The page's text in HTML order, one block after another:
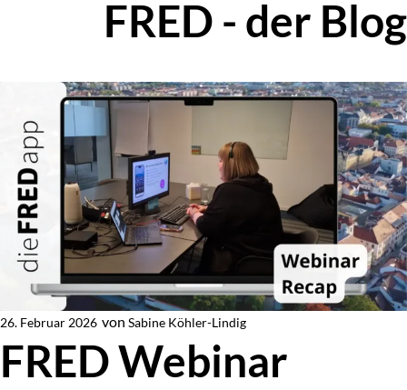
FRED - der Blog
26. Februar 2026 von
Von
Sabine Köhler-Lindig
FRED Webinar